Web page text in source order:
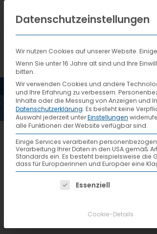
HOME
Datenschutzeinstellungen
Wir nutzen Cookies auf unserer Website.
Wenn Sie unter 16 Jahre alt sind und Ihre
bitten.
Wir verwenden Cookies und andere
und Ihre Erfahrung zu verbessern.
Inhalte oder die Messung von Anzeigen und
Datenschutzerklärung. Es besteht keine
Auswahl jederzeit unterEinstellungen
alle Funktionen der Website verfügbar sind.
Einige Services verarbeiten
Verarbeitung Ihrer Daten in den USA gemäß
Standards ein. Es besteht beispielsweise
dass für Europäerinnen und Europäer eine
Es folgt eine Liste der
Essenziell
Cookie-Details